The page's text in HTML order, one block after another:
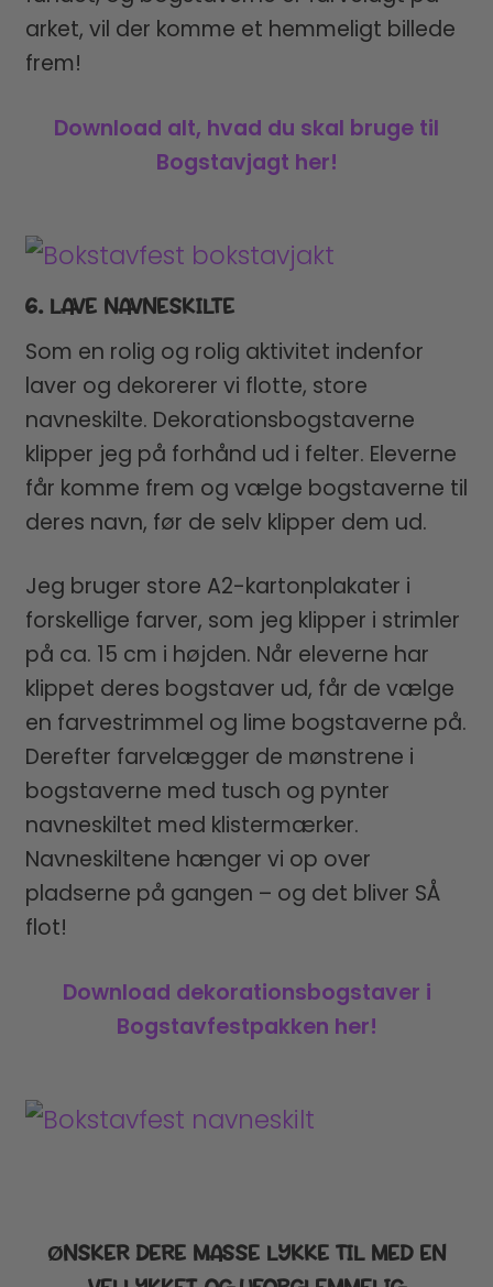
arket, vil der komme et hemmeligt billede
frem!
Download alt, hvad du skal bruge til
Bogstavjagt her!
6. LAVE NAVNESKILTE
Som en rolig og rolig aktivitet indenfor
laver og dekorerer vi flotte, store
navneskilte. Dekorationsbogstaverne
klipper jeg på forhånd ud i felter. Eleverne
får komme frem og vælge bogstaverne til
deres navn, før de selv klipper dem ud.
Jeg bruger store A2-kartonplakater i
forskellige farver, som jeg klipper i strimler
på ca. 15 cm i højden. Når eleverne har
klippet deres bogstaver ud, får de vælge
en farvestrimmel og lime bogstaverne på.
Derefter farvelægger de mønstrene i
bogstaverne med tusch og pynter
navneskiltet med klistermærker.
Navneskiltene hænger vi op over
pladserne på gangen – og det bliver SÅ
flot!
Download dekorationsbogstaver i
Bogstavfestpakken her!
ØNSKER DERE MASSE LYKKE TIL MED EN